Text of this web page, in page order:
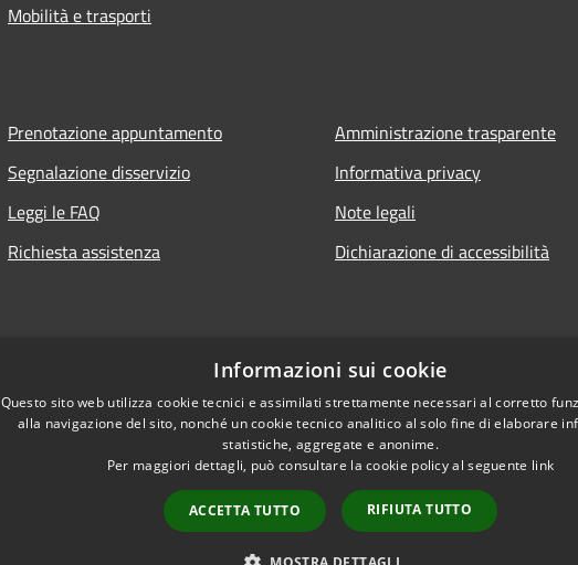
Mobilità e trasporti
Prenotazione appuntamento
Segnalazione disservizio
Leggi le FAQ
Richiesta assistenza
Amministrazione trasparente
Informativa privacy
Note legali
Dichiarazione di accessibilità
Copyright © 2026 •
Informazioni sui cookie
Questo sito web utilizza cookie tecnici e assimilati strettamente necessari al corretto
alla navigazione del sito, nonché un cookie tecnico analitico al solo fine di elaborare
statistiche, aggregate e anonime.
Per maggiori dettagli, può consultare la cookie policy al seguente link
ACCETTA TUTTO RIFIUTA TUTTO